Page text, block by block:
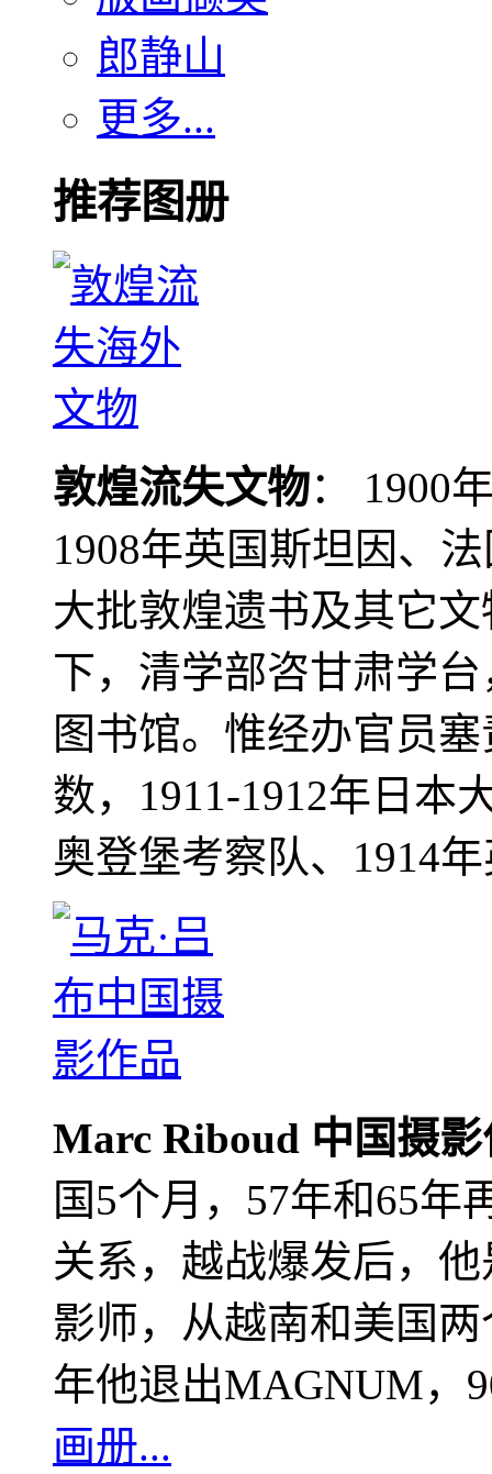
郎静山
更多...
推荐图册
敦煌流失文物： 1900
1908年英国斯坦因、
大批敦煌遗书及其它
下，清学部咨甘肃学
图书馆。惟经办官员
数，1911-1912年日本
奥登堡考察队、1914
Marc Riboud 中国摄
国5个月，57年和65年
关系，越战爆发后，
影师，从越南和美国
年他退出MAGNUM，
画册...